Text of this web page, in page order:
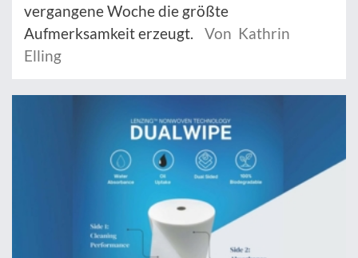
vergangene Woche die größte
Aufmerksamkeit erzeugt.
Von Kathrin
Elling